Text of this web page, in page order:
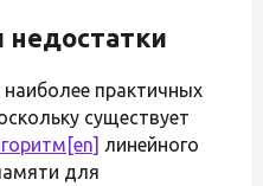
практичных
существует
[en] линейного
для